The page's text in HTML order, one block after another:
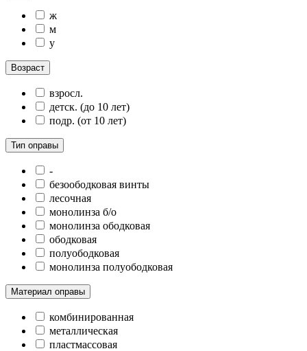
ж
м
у
Возраст
взросл.
детск. (до 10 лет)
подр. (от 10 лет)
Тип оправы
-
безоободковая винты
лесочная
монолинза б/о
монолинза ободковая
ободковая
полуободковая
монолинза полуободковая
Материал оправы
комбинированная
металлическая
пластмассовая